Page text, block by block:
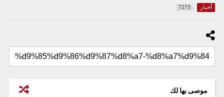
أخبار 7273
موصى بها لك